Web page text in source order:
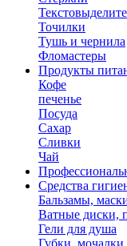
Точилки
Тушь и чернила
Фломастеры
Продукты
Кофе
печенье
Посуда
Сахар
Сливки
Чай
Средства
Бальзамы,
Ватные диски,
Гели для душа
Губки, мочалки